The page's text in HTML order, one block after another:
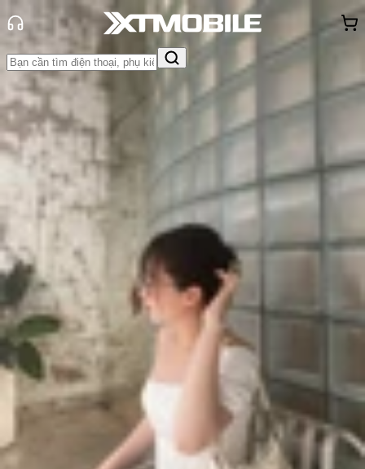
Trang chủ
Tin tức
Tin Mới
Tin Mới
Đánh Giá - Trên Tay
Khuyến
Thủ thuật Thông báoKhách
hàng - Sự kiện
Samsung Galaxy S26 Ultra có thể
ra mắt với tên gọi S26 Note
Triệu Vy
Ngày đăng: 17/08/2024
Cập nhật:
17/08/2024
Theo dõi XTMobile trên